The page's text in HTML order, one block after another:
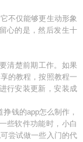
不仅能够更生动形象
心的是，然后发生十
清楚前期工作。如果
的教程，按照教程一
行安装更新，安装成
钱的app怎么制作，
些软件功能时，小白
尝试做一些入门的代